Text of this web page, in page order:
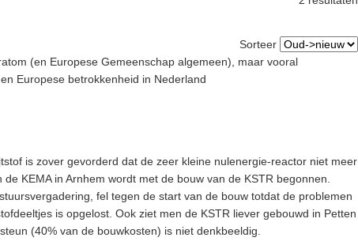
Sorteer
(en Europese Gemeenschap algemeen), maar vooral
Europese betrokkenheid in Nederland
is zover gevorderd dat de zeer kleine nulenergie-reactor niet meer
KEMA in Arnhem wordt met de bouw van de KSTR begonnen.
fel tegen de start van de bouw totdat de problemen
is opgelost. Ook ziet men de KSTR liever gebouwd in Petten
(40% van de bouwkosten) is niet denkbeeldig.